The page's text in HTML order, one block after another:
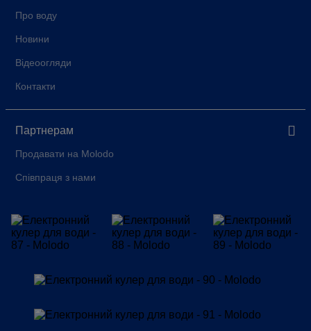
Про воду
Новини
Відеоогляди
Контакти
Партнерам
Продавати на Molodo
Співпраця з нами